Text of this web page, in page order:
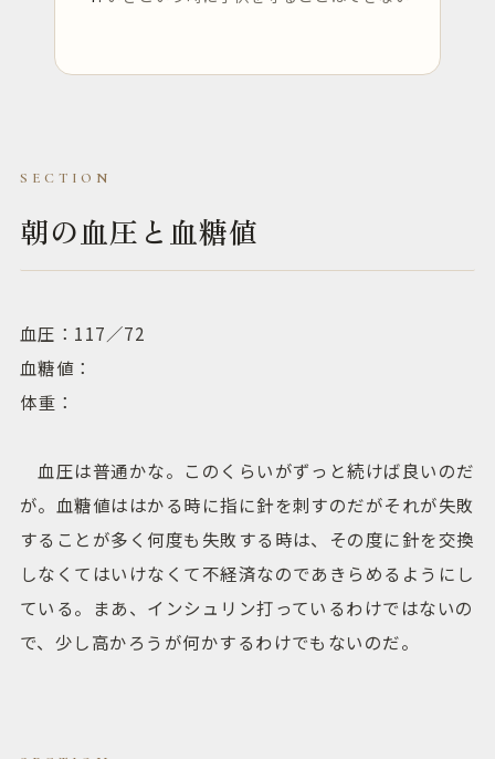
朝の血圧と血糖値
血圧：117／72
血糖値：
体重：
血圧は普通かな。このくらいがずっと続けば良いのだ
が。血糖値ははかる時に指に針を刺すのだがそれが失敗
することが多く何度も失敗する時は、その度に針を交換
しなくてはいけなくて不経済なのであきらめるようにし
ている。まあ、インシュリン打っているわけではないの
で、少し高かろうが何かするわけでもないのだ。